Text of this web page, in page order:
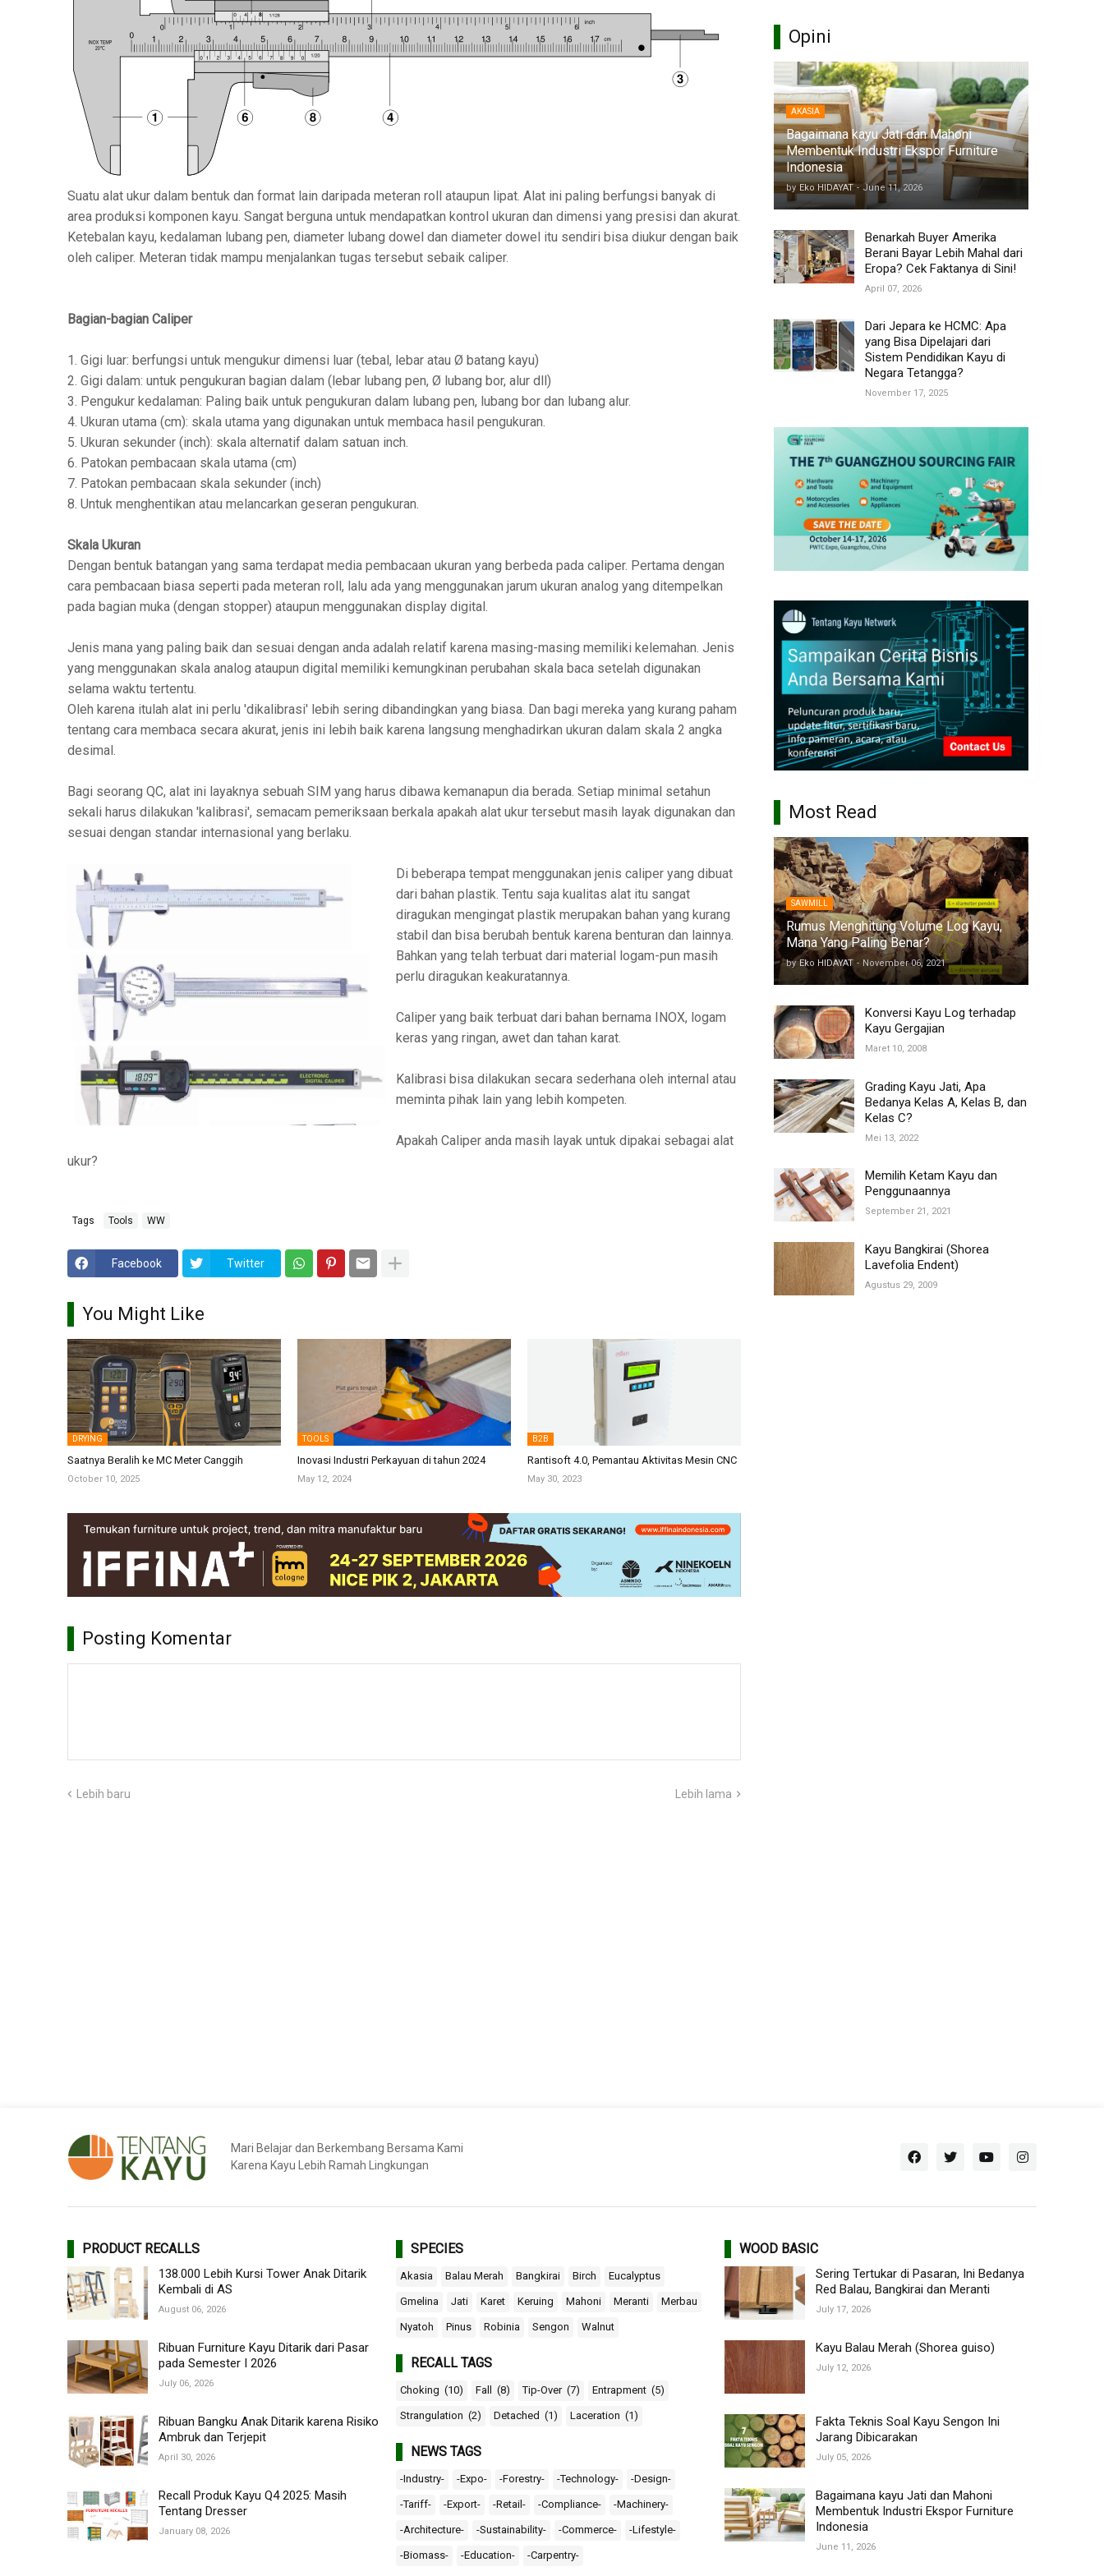
Suatu alat ukur dalam bentuk dan format lain daripada meteran roll ataupun lipat. Alat ini paling berfungsi banyak di
area produksi komponen kayu. Sangat berguna untuk mendapatkan kontrol ukuran dan dimensi yang presisi dan akurat.
Ketebalan kayu, kedalaman lubang pen, diameter lubang dowel dan diameter dowel itu sendiri bisa diukur dengan baik
oleh caliper. Meteran tidak mampu menjalankan tugas tersebut sebaik caliper.
Bagian-bagian Caliper
1. Gigi luar: berfungsi untuk mengukur dimensi luar (tebal, lebar atau Ø batang kayu)
2. Gigi dalam: untuk pengukuran bagian dalam (lebar lubang pen, Ø lubang bor, alur dll)
3. Pengukur kedalaman: Paling baik untuk pengukuran dalam lubang pen, lubang bor dan lubang alur.
4. Ukuran utama (cm): skala utama yang digunakan untuk membaca hasil pengukuran.
5. Ukuran sekunder (inch): skala alternatif dalam satuan inch.
6. Patokan pembacaan skala utama (cm)
7. Patokan pembacaan skala sekunder (inch)
8. Untuk menghentikan atau melancarkan geseran pengukuran.
Skala Ukuran
Dengan bentuk batangan yang sama terdapat media pembacaan ukuran yang berbeda pada caliper. Pertama dengan
cara pembacaan biasa seperti pada meteran roll, lalu ada yang menggunakan jarum ukuran analog yang ditempelkan
pada bagian muka (dengan stopper) ataupun menggunakan display digital.
Jenis mana yang paling baik dan sesuai dengan anda adalah relatif karena masing-masing memiliki kelemahan. Jenis
yang menggunakan skala analog ataupun digital memiliki kemungkinan perubahan skala baca setelah digunakan
selama waktu tertentu.
Oleh karena itulah alat ini perlu 'dikalibrasi' lebih sering dibandingkan yang biasa. Dan bagi mereka yang kurang paham
tentang cara membaca secara akurat, jenis ini lebih baik karena langsung menghadirkan ukuran dalam skala 2 angka
desimal.
Bagi seorang QC, alat ini layaknya sebuah SIM yang harus dibawa kemanapun dia berada. Setiap minimal setahun
sekali harus dilakukan 'kalibrasi', semacam pemeriksaan berkala apakah alat ukur tersebut masih layak digunakan dan
sesuai dengan standar internasional yang berlaku.
Di beberapa tempat menggunakan jenis caliper yang dibuat
dari bahan plastik. Tentu saja kualitas alat itu sangat
diragukan mengingat plastik merupakan bahan yang kurang
stabil dan bisa berubah bentuk karena benturan dan lainnya.
Bahkan yang telah terbuat dari material logam-pun masih
perlu diragukan keakuratannya.
Caliper yang baik terbuat dari bahan bernama INOX, logam
keras yang ringan, awet dan tahan karat.
Kalibrasi bisa dilakukan secara sederhana oleh internal atau
meminta pihak lain yang lebih kompeten.
Apakah Caliper anda masih layak untuk dipakai sebagai alat
ukur?
Tags Tools WW
Facebook Twitter
You Might Like
DRYING
Saatnya Beralih ke MC Meter Canggih
October 10, 2025
TOOLS
Inovasi Industri Perkayuan di tahun 2024
May 12, 2024
B2B
Rantisoft 4.0, Pemantau Aktivitas Mesin CNC
May 30, 2023
Posting Komentar
Lebih baru Lebih lama
Opini
AKASIA
Bagaimana kayu Jati dan Mahoni
Membentuk Industri Ekspor Furniture
Indonesia
by Eko HIDAYAT - June 11, 2026
Benarkah Buyer Amerika
Berani Bayar Lebih Mahal dari
Eropa? Cek Faktanya di Sini!
April 07, 2026
Dari Jepara ke HCMC: Apa
yang Bisa Dipelajari dari
Sistem Pendidikan Kayu di
Negara Tetangga?
November 17, 2025
Most Read
SAWMILL
Rumus Menghitung Volume Log Kayu,
Mana Yang Paling Benar?
by Eko HIDAYAT - November 06, 2021
Konversi Kayu Log terhadap
Kayu Gergajian
Maret 10, 2008
Grading Kayu Jati, Apa
Bedanya Kelas A, Kelas B, dan
Kelas C?
Mei 13, 2022
Memilih Ketam Kayu dan
Penggunaannya
September 21, 2021
Kayu Bangkirai (Shorea
Lavefolia Endent)
Agustus 29, 2009
Mari Belajar dan Berkembang Bersama Kami
Karena Kayu Lebih Ramah Lingkungan
PRODUCT RECALLS
138.000 Lebih Kursi Tower Anak Ditarik
Kembali di AS
August 06, 2026
Ribuan Furniture Kayu Ditarik dari Pasar
pada Semester I 2026
July 06, 2026
Ribuan Bangku Anak Ditarik karena Risiko
Ambruk dan Terjepit
April 30, 2026
Recall Produk Kayu Q4 2025: Masih
Tentang Dresser
January 08, 2026
SPECIES
Akasia Balau Merah Bangkirai Birch Eucalyptus
Gmelina Jati Karet Keruing Mahoni Meranti Merbau
Nyatoh Pinus Robinia Sengon Walnut
RECALL TAGS
Choking (10) Fall (8) Tip-Over (7) Entrapment (5)
Strangulation (2) Detached (1) Laceration (1)
NEWS TAGS
-Industry- -Expo- -Forestry- -Technology- -Design-
-Tariff- -Export- -Retail- -Compliance- -Machinery-
-Architecture- -Sustainability- -Commerce- -Lifestyle-
-Biomass- -Education- -Carpentry-
WOOD BASIC
Sering Tertukar di Pasaran, Ini Bedanya
Red Balau, Bangkirai dan Meranti
July 17, 2026
Kayu Balau Merah (Shorea guiso)
July 12, 2026
Fakta Teknis Soal Kayu Sengon Ini
Jarang Dibicarakan
July 05, 2026
Bagaimana kayu Jati dan Mahoni
Membentuk Industri Ekspor Furniture
Indonesia
June 11, 2026